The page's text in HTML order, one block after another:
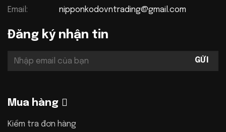
Email:
nipponkodovntrading@gmail.com
Đăng ký nhận tin
Mua hàng
Kiểm tra đơn hàng